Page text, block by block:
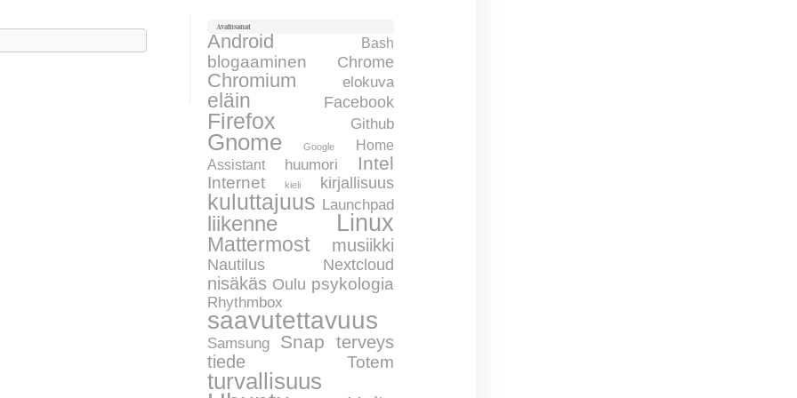
Avainsanat
Android Bash
blogaaminen Chrome
Chromium elokuva
eläin Facebook
Firefox Github
Gnome Google
Home
Assistant
huumori Intel
Internet kieli kirjallisuus
kuluttajuus Launchpad
liikenne Linux
Mattermost musiikki
Nautilus Nextcloud
nisäkäs Oulu psykologia
Rhythmbox
saavutettavuus
Samsung Snap terveys
tiede Totem
turvallisuus